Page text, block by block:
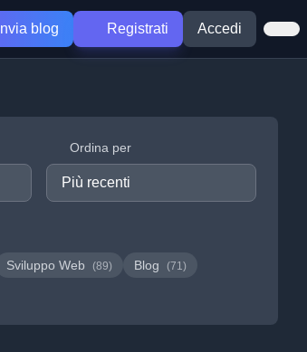
Invia blog Registrati Accedi
Ordina per
Sviluppo Web (89) Blog (71)